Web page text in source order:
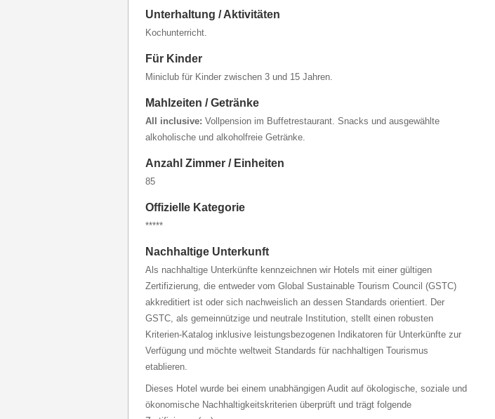
Unterhaltung / Aktivitäten
Kochunterricht.
Für Kinder
Miniclub für Kinder zwischen 3 und 15 Jahren.
Mahlzeiten / Getränke
All inclusive: Vollpension im Buffetrestaurant. Snacks und ausgewählte
alkoholische und alkoholfreie Getränke.
Anzahl Zimmer / Einheiten
85
Offizielle Kategorie
*****
Nachhaltige Unterkunft
Als nachhaltige Unterkünfte kennzeichnen wir Hotels mit einer gültigen
Zertifizierung, die entweder vom Global Sustainable Tourism Council (GSTC)
akkreditiert ist oder sich nachweislich an dessen Standards orientiert. Der
GSTC, als gemeinnützige und neutrale Institution, stellt einen robusten
Kriterien-Katalog inklusive leistungsbezogenen Indikatoren für Unterkünfte zur
Verfügung und möchte weltweit Standards für nachhaltigen Tourismus
etablieren.
Dieses Hotel wurde bei einem unabhängigen Audit auf ökologische, soziale und
ökonomische Nachhaltigkeitskriterien überprüft und trägt folgende